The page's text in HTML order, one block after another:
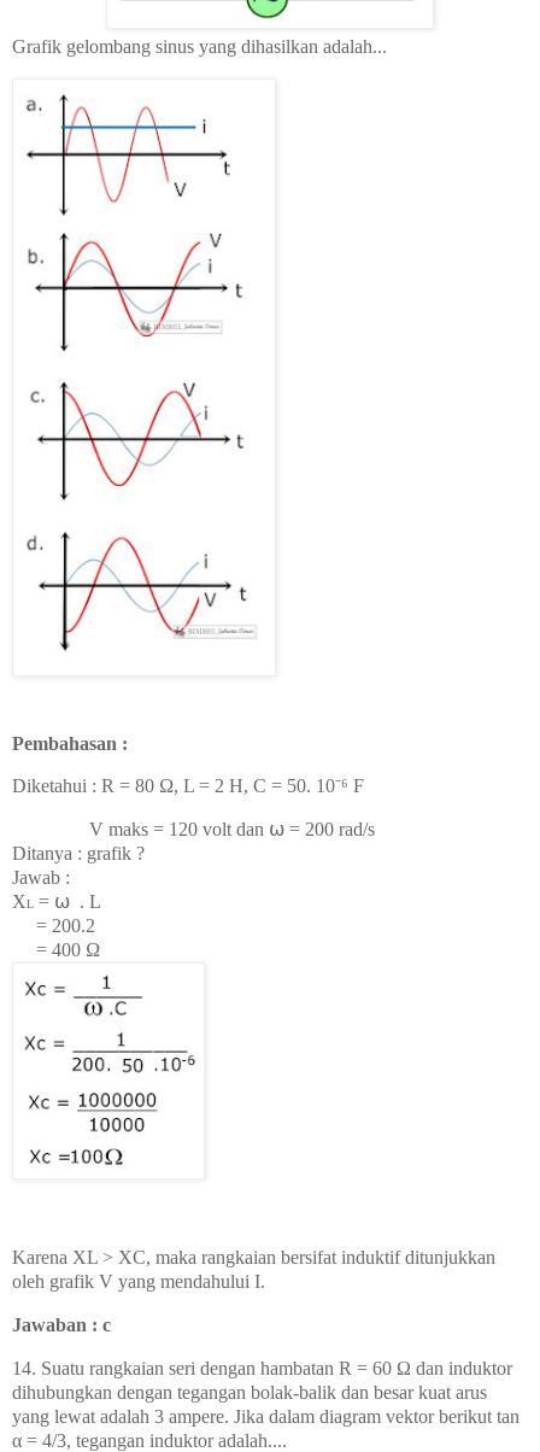
Grafik gelombang sinus yang dihasilkan adalah...
Pembahasan :
Diketahui : R = 80 Ω, L = 2 H, C = 50. 10⁻⁶ F
V maks = 120 volt dan ⍵ = 200 rad/s
Ditanya : grafik ?
Jawab :
XL = ⍵ . L
= 200.2
= 400 Ω
Karena XL > XC, maka rangkaian bersifat induktif ditunjukkan
oleh grafik V yang mendahului I.
Jawaban : c
14. Suatu rangkaian seri dengan hambatan R = 60 Ω dan induktor
dihubungkan dengan tegangan bolak-balik dan besar kuat arus
yang lewat adalah 3 ampere. Jika dalam diagram vektor berikut tan
α = 4/3, tegangan induktor adalah....